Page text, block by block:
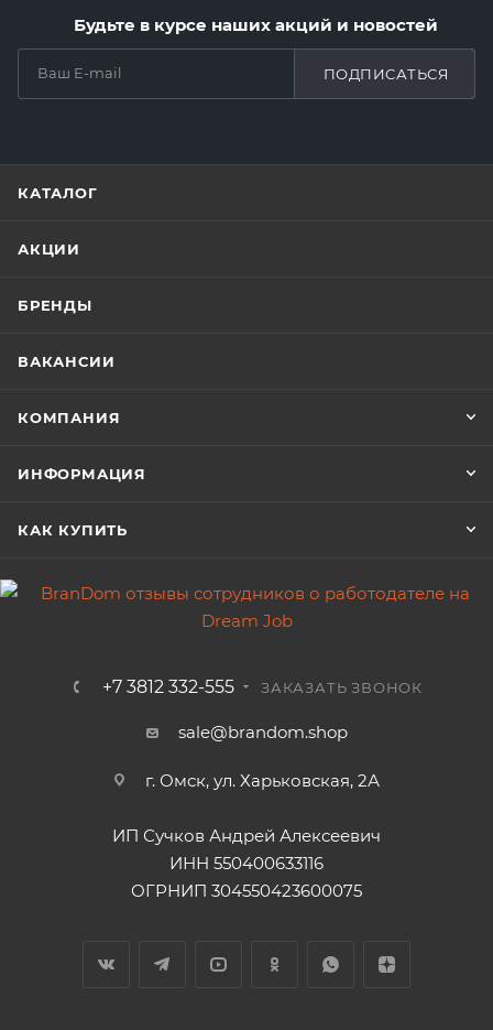
Будьте в курсе наших акций и новостей
ПОДПИСАТЬСЯ
КАТАЛОГ
АКЦИИ
БРЕНДЫ
ВАКАНСИИ
КОМПАНИЯ
ИНФОРМАЦИЯ
КАК КУПИТЬ
+7 3812 332-555 ЗАКАЗАТЬ ЗВОНОК
sale@brandom.shop
г. Омск, ул. Харьковская, 2А
ИП Сучков Андрей Алексеевич
ИНН 550400633116
ОГРНИП 304550423600075